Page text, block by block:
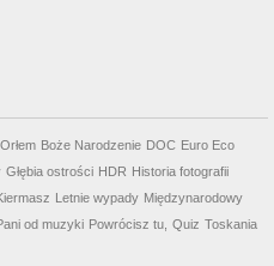
Boże Narodzenie DOC Euro Eco
Głębia ostrości HDR Historia fotografii
Letnie wypady Międzynarodowy
od muzyki Powrócisz tu, Quiz Toskania